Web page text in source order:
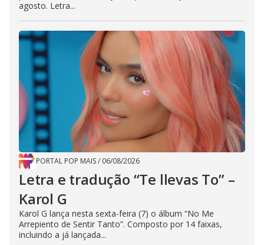
agosto. Letra...
PORTAL POP MAIS/ 06/08/2026
Letra e tradução “Te llevas To” –
Karol G
Karol G lança nesta sexta-feira (7) o álbum “No Me
Arrepiento de Sentir Tanto”. Composto por 14 faixas,
incluindo a já lançada...